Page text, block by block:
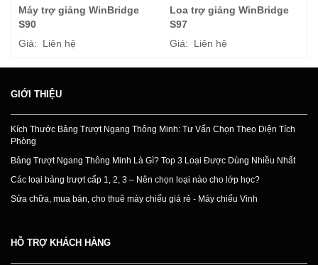
Máy trợ giảng WinBridge
S90
Giá: Liên hệ
Loa trợ giảng WinBridge
S97
Giá: Liên hệ
GIỚI THIỆU
Kích Thước Bảng Trượt Ngang Thông Minh: Tư Vấn Chọn Theo Diện Tích
Phòng
Bảng Trượt Ngang Thông Minh Là Gì? Top 3 Loại Được Dùng Nhiều Nhất
Các loại bảng trượt cấp 1, 2, 3 – Nên chọn loại nào cho lớp học?
Sửa chữa, mua bán, cho thuê máy chiếu giá rẻ - Máy chiếu Vinh
HỖ TRỢ KHÁCH HÀNG